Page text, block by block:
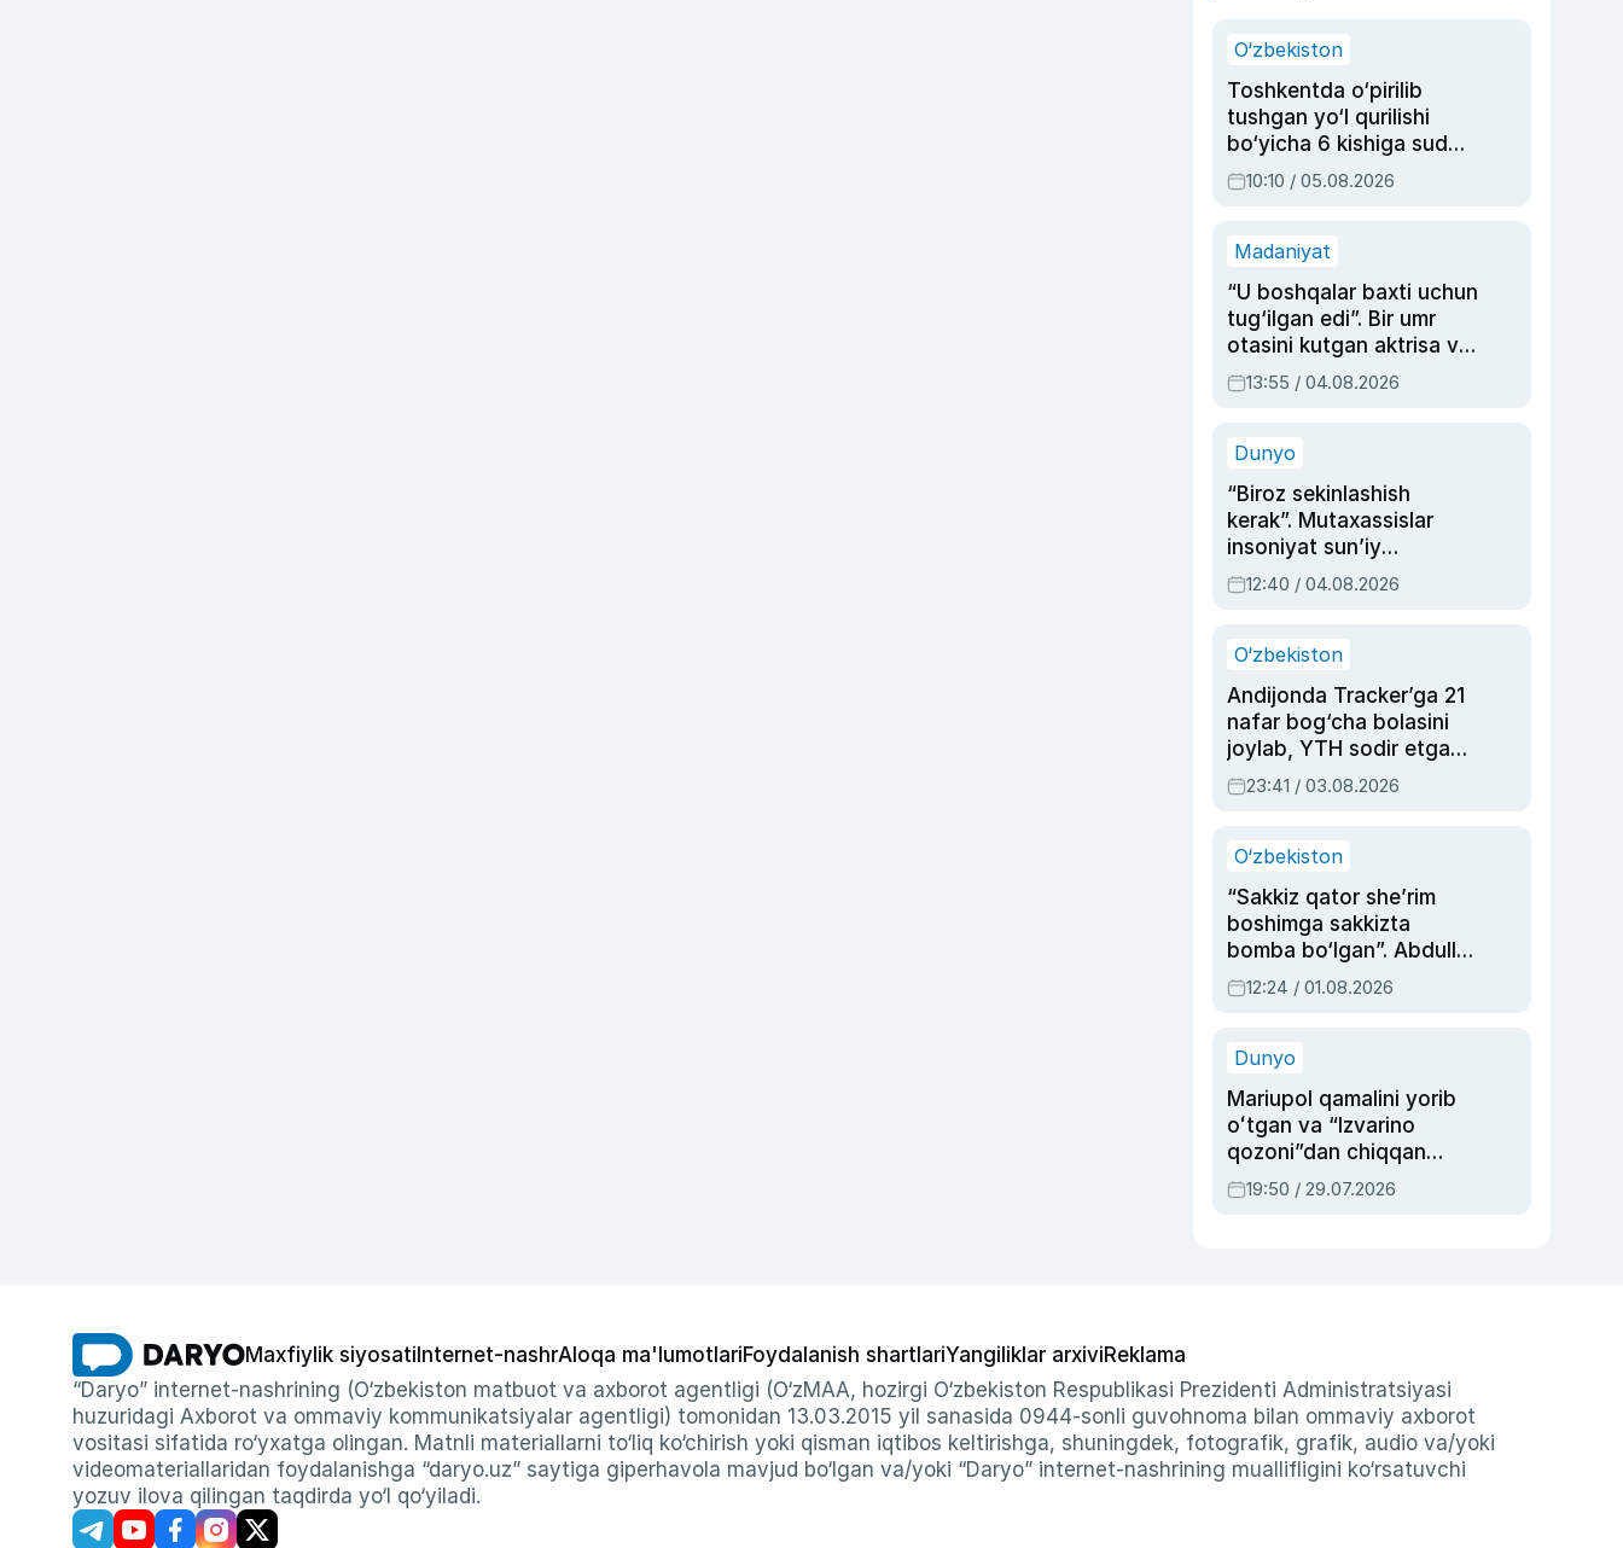
O‘zbekiston
Toshkentda o‘pirilib
tushgan yo‘l qurilishi
bo‘yicha 6 kishiga sud
hukmi o‘qildi
10:10 / 05.08.2026
Madaniyat
“U boshqalar baxti uchun
tug‘ilgan edi”. Bir umr
otasini kutgan aktrisa va
dublyaj ustasi Rimma
Ahmedovaning
13:55 / 04.08.2026
Dunyo
“Biroz sekinlashish
kerak”. Mutaxassislar
insoniyat sun’iy
intellektni boshqara
olmay qolishidan xavotir
12:40 / 04.08.2026
O‘zbekiston
Andijonda Tracker’ga 21
nafar bog‘cha bolasini
joylab, YTH sodir etgan
ayolga sud hukmi o‘qildi
23:41 / 03.08.2026
O‘zbekiston
“Sakkiz qator she’rim
boshimga sakkizta
bomba bo‘lgan”. Abdulla
Oripovni siyosiy
ayblovlardan asrab
12:24 / 01.08.2026
Dunyo
Mariupol qamalini yorib
oʻtgan va “Izvarino
qozoni”dan chiqqan
qahramon — Ukraina
armiyasi bosh
19:50 / 29.07.2026
Maxfiylik siyosati Internet-nashrAloqa ma'lumotlariFoydalanish shartlariYangiliklar arxiviReklama
“Daryo” internet-nashrining (O‘zbekiston matbuot va axborot agentligi (O‘zMAA, hozirgi O‘zbekiston Respublikasi Prezidenti Administratsiyasi
huzuridagi Axborot va ommaviy kommunikatsiyalar agentligi) tomonidan 13.03.2015 yil sanasida 0944-sonli guvohnoma bilan ommaviy axborot
vositasi sifatida ro‘yxatga olingan. Matnli materiallarni to‘liq ko‘chirish yoki qisman iqtibos keltirishga, shuningdek, fotografik, grafik, audio va/yoki
videomateriallaridan foydalanishga “daryo.uz” saytiga giperhavola mavjud bo‘lgan va/yoki “Daryo” internet-nashrining muallifligini ko‘rsatuvchi
yozuv ilova qilingan taqdirda yo‘l qo‘yiladi.